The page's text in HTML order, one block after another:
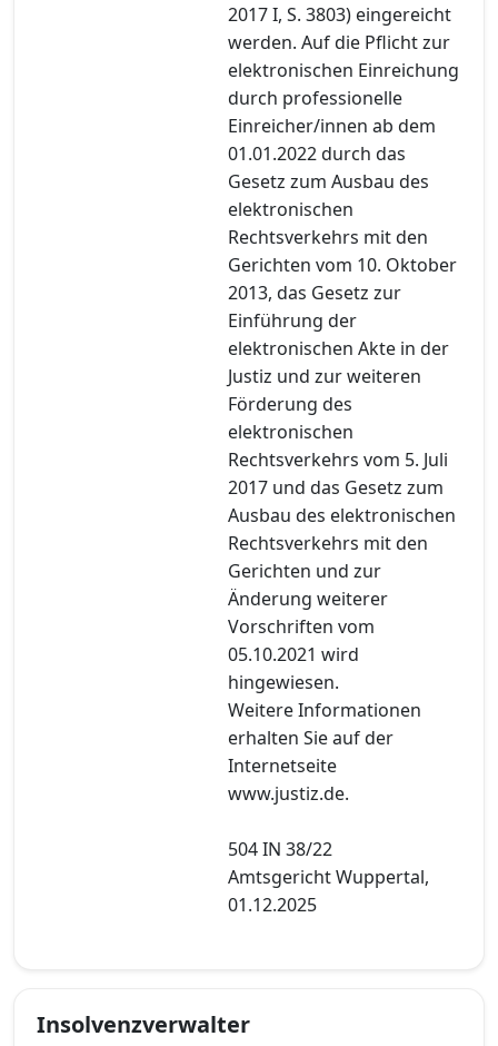
2017 I, S. 3803) eingereicht
werden. Auf die Pflicht zur
elektronischen Einreichung
durch professionelle
Einreicher/innen ab dem
01.01.2022 durch das
Gesetz zum Ausbau des
elektronischen
Rechtsverkehrs mit den
Gerichten vom 10. Oktober
2013, das Gesetz zur
Einführung der
elektronischen Akte in der
Justiz und zur weiteren
Förderung des
elektronischen
Rechtsverkehrs vom 5. Juli
2017 und das Gesetz zum
Ausbau des elektronischen
Rechtsverkehrs mit den
Gerichten und zur
Änderung weiterer
Vorschriften vom
05.10.2021 wird
hingewiesen.
Weitere Informationen
erhalten Sie auf der
Internetseite
www.justiz.de.
504 IN 38/22
Amtsgericht Wuppertal,
01.12.2025
Insolvenzverwalter